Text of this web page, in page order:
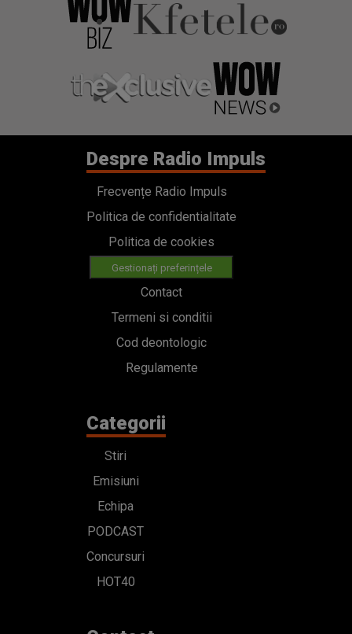
Despre Radio Impuls
Frecvențe Radio Impuls
Politica de confidentialitate
Politica de cookies
Gestionați preferințele
Contact
Termeni si conditii
Cod deontologic
Regulamente
Categorii
Stiri
Emisiuni
Echipa
PODCAST
Concursuri
HOT40